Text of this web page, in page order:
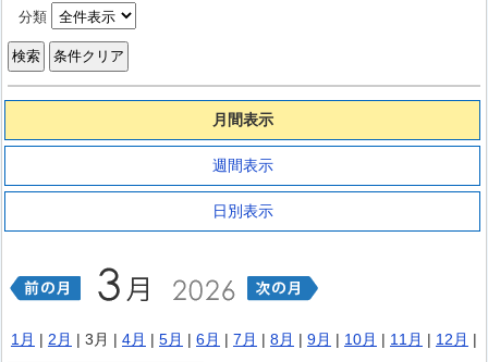
分類
月間表示
週間表示
日別表示
1月 | 2月 | 3月 | 4月 | 5月 | 6月 | 7月 | 8月 | 9月 | 10月 | 11月 | 12月 |